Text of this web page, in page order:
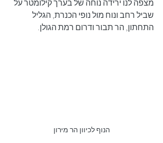
מצפה לנו ירידה נוחה של בערך קילומטר על
שביל רחב ונוח מול נופי הכנרת, הגליל
התחתון, הר תבור ודרום רמת הגולן.
הנוף לכיוון הר מירון